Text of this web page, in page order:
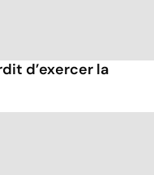
d’exercer la